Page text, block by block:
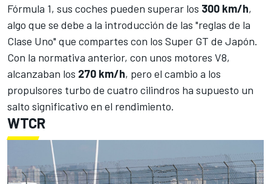
Fórmula 1, sus coches pueden superar los 300 km/h,
algo que se debe a la introducción de las "reglas de la
Clase Uno" que compartes con los Super GT de Japón.
Con la normativa anterior, con unos motores V8,
alcanzaban los 270 km/h, pero el cambio a los
propulsores turbo de cuatro cilindros ha supuesto un
salto significativo en el rendimiento.
WTCR